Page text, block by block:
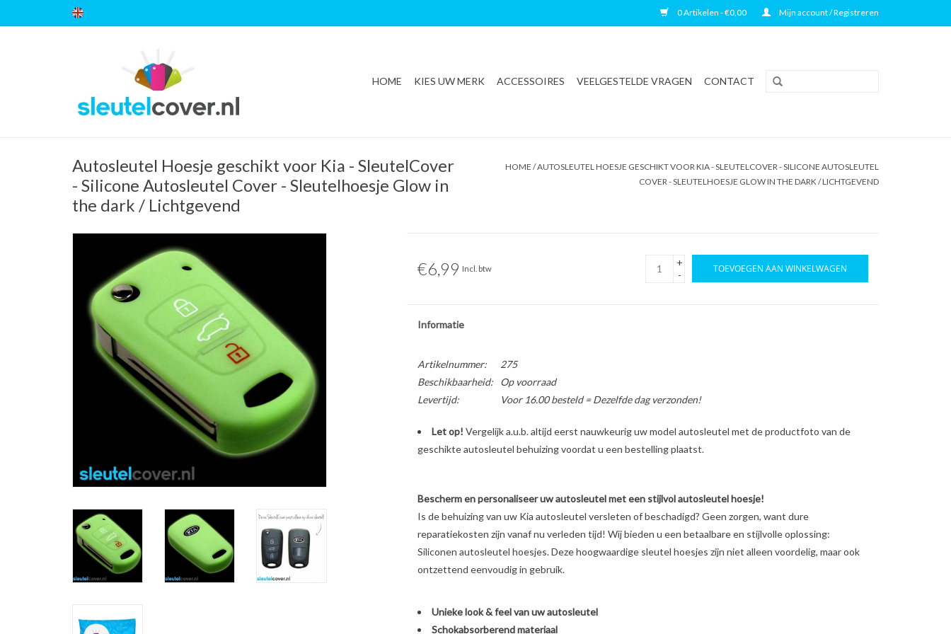
0 Artikelen - €0,00 Mijn account / Registreren
HOME KIES UW MERK ACCESSOIRES VEELGESTELDE VRAGEN CONTACT
Autosleutel Hoesje geschikt voor Kia - SleutelCover
- Silicone Autosleutel Cover - Sleutelhoesje Glow in
the dark / Lichtgevend
HOME /AUTOSLEUTEL HOESJE GESCHIKT VOOR KIA - SLEUTELCOVER - SILICONE AUTOSLEUTEL
COVER - SLEUTELHOESJE GLOW IN THE DARK / LICHTGEVEND
€6,99 Incl. btw
+
-
TOEVOEGEN AAN WINKELWAGEN
Informatie
Artikelnummer:
275
Beschikbaarheid:
Op voorraad
Levertijd:
Voor 16.00 besteld = Dezelfde dag verzonden!
Let op! Vergelijk a.u.b. altijd eerst nauwkeurig uw model autosleutel met de productfoto van de
geschikte autosleutel behuizing voordat u een bestelling plaatst.
Bescherm en personaliseer uw autosleutel met een stijlvol autosleutel hoesje!
Is de behuizing van uw Kia autosleutel versleten of beschadigd? Geen zorgen, want dure
reparatiekosten zijn vanaf nu verleden tijd! Wij bieden u een betaalbare en stijlvolle oplossing:
Siliconen autosleutel hoesjes. Deze hoogwaardige sleutel hoesjes zijn niet alleen voordelig, maar ook
ontzettend eenvoudig in gebruik.
Unieke look & feel van uw autosleutel
Schokabsorberend materiaal